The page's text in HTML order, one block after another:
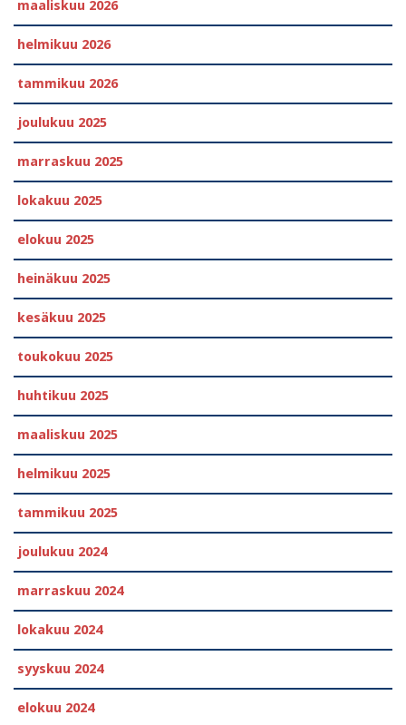
maaliskuu 2026
helmikuu 2026
tammikuu 2026
joulukuu 2025
marraskuu 2025
lokakuu 2025
elokuu 2025
heinäkuu 2025
kesäkuu 2025
toukokuu 2025
huhtikuu 2025
maaliskuu 2025
helmikuu 2025
tammikuu 2025
joulukuu 2024
marraskuu 2024
lokakuu 2024
syyskuu 2024
elokuu 2024